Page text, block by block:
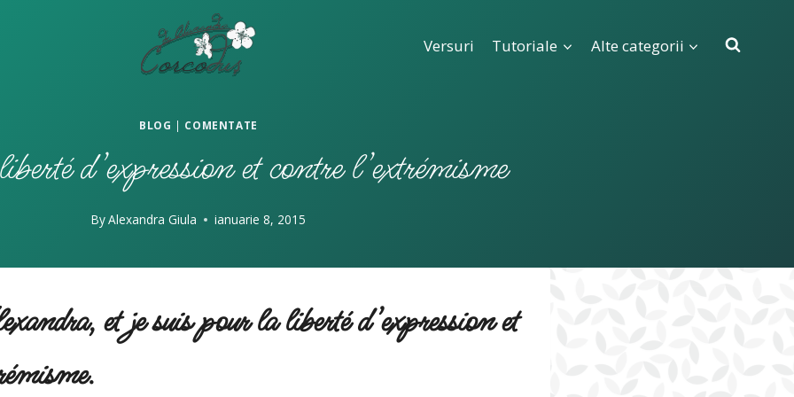
Versuri Tutoriale Alte categorii
BLOG | COMENTATE
d’expression et contre l’extrémisme
ByAlexandra Giula ianuarie 8, 2015
et je suis pour la liberté d’expression et